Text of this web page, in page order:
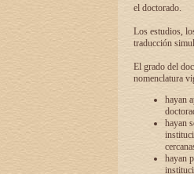
el doctorado.
Los estudios,
traducción
El grado del
nomenclatura
hayan
hayan
hayan